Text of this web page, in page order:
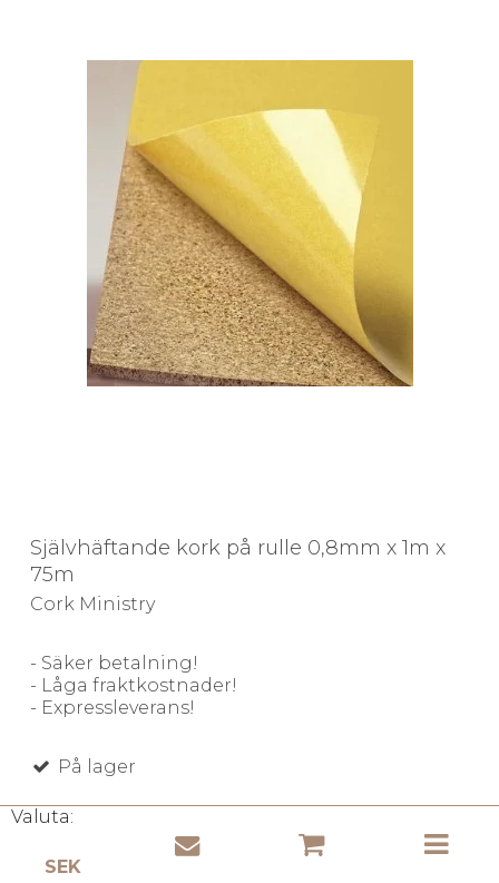
Valuta:
Självhäftande kork på rulle 0,8mm x 1m x
75m
Cork Ministry
- Säker betalning!
- Låga fraktkostnader!
- Expressleverans!
På lager